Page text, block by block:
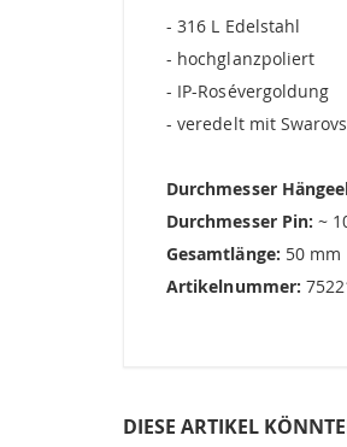
- 316 L Edelstahl
- hochglanzpoliert
- IP-Rosévergoldung
- veredelt mit
Durchmesser
Durchmesser Pin: ~
Gesamtlänge: 50 mm
Artikelnummer:
DIESE ARTIKEL